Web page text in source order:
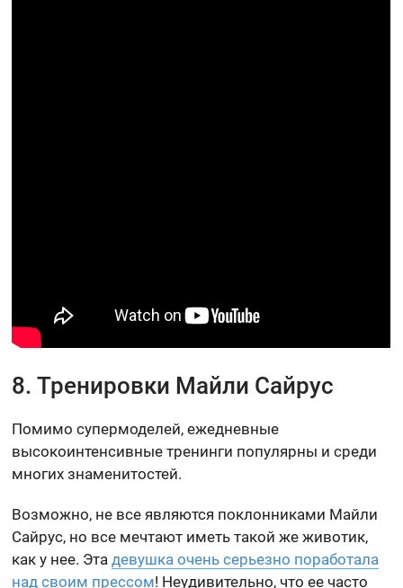
8. Тренировки Майли Сайрус
Помимо супермоделей, ежедневные
высокоинтенсивные тренинги популярны и среди
многих знаменитостей.
Возможно, не все являются поклонниками Майли
Сайрус, но все мечтают иметь такой же животик,
как у нее. Этадевушка очень серьезно поработала
над своим прессом! Неудивительно, что ее часто